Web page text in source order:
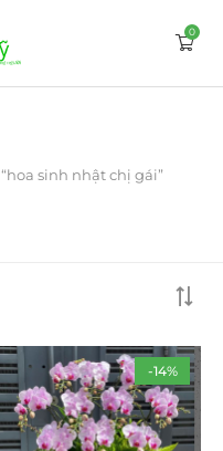
0
sinh nhật chị gái”
-14%